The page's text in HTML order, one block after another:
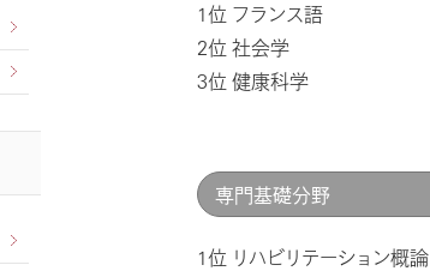
1位 フランス語
2位 社会学
3位 健康科学
専門基礎分野
1位 リハビリテーション概論